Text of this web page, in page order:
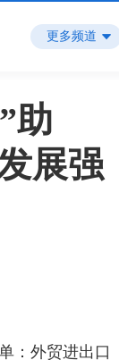
更多频道
助
展强
：外贸进出口